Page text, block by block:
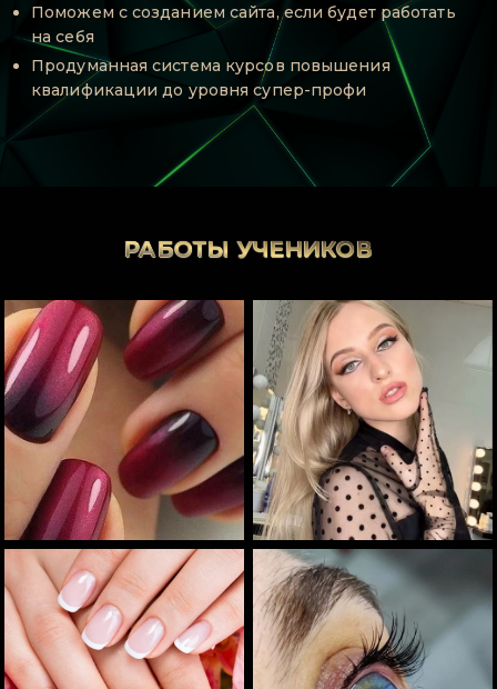
Поможем с созданием сайта, если будет работать
на себя
Продуманная система курсов повышения
квалификации до уровня супер-профи
РАБОТЫ УЧЕНИКОВ